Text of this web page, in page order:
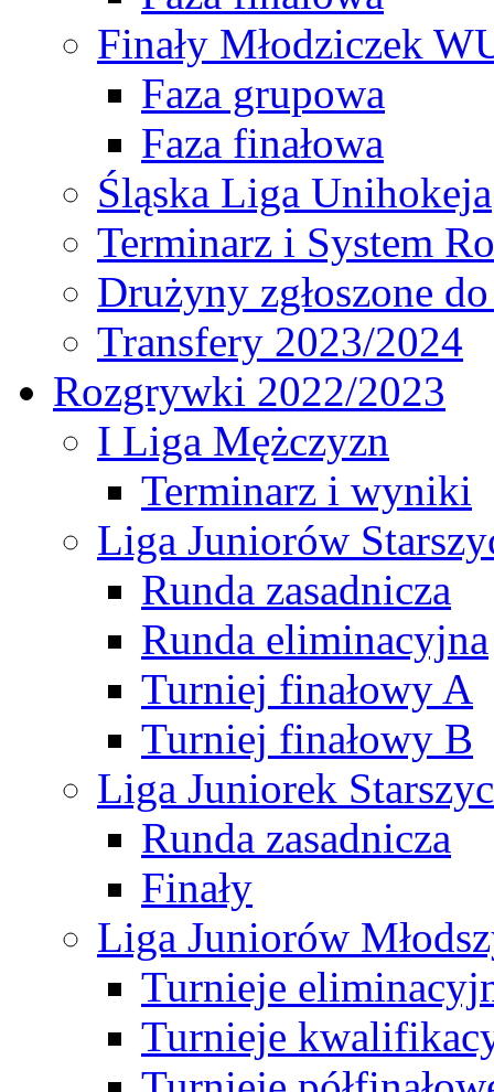
Finały Młodziczek
Faza grupowa
Faza finałowa
Śląska Liga Unihokeja
Terminarz i System
Drużyny zgłoszone
Transfery 2023/2024
Rozgrywki 2022/2023
I Liga Mężczyzn
Terminarz i wyniki
Liga Juniorów
Runda zasadnicza
Runda eliminacyjna
Turniej finałowy A
Turniej finałowy B
Liga Juniorek
Runda zasadnicza
Finały
Liga Juniorów
Turnieje
Turnieje